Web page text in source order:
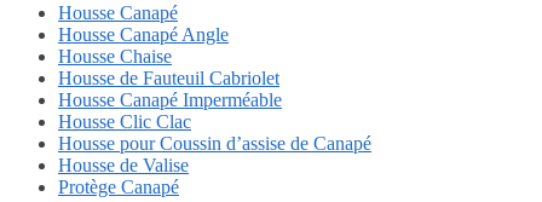
Housse Canapé
Housse Canapé Angle
Housse Chaise
Housse de Fauteuil Cabriolet
Housse Canapé Imperméable
Housse Clic Clac
Housse pour Coussin d’assise de Canapé
Housse de Valise
Protège Canapé